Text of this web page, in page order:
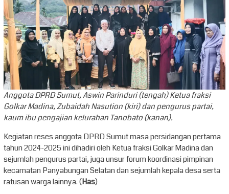
Anggota DPRD Sumut, Aswin Parinduri (tengah) Ketua fraksi
Golkar Madina, Zubaidah Nasution (kiri) dan pengurus partai,
kaum ibu pengajian kelurahan Tanobato (kanan).
Kegiatan reses anggota DPRD Sumut masa persidangan pertama
tahun 2024-2025 ini dihadiri oleh Ketua fraksi Golkar Madina dan
sejumlah pengurus partai, juga unsur forum koordinasi pimpinan
kecamatan Panyabungan Selatan dan sejumlah kepala desa serta
ratusan warga lainnya. (Has)